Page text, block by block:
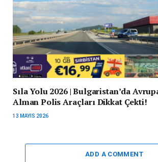
Sıla Yolu 2026 | Bulgaristan’da
Alman Polis Araçları Dikkat Çekti!
13 MAYIS 2026
ADD A COMMENT